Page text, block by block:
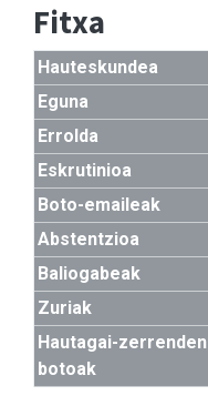
Fitxa
Hauteskundea
Eguna
Errolda
Eskrutinioa
Boto-emaileak
Abstentzioa
Baliogabeak
Zuriak
Hautagai-zerrenden
botoak